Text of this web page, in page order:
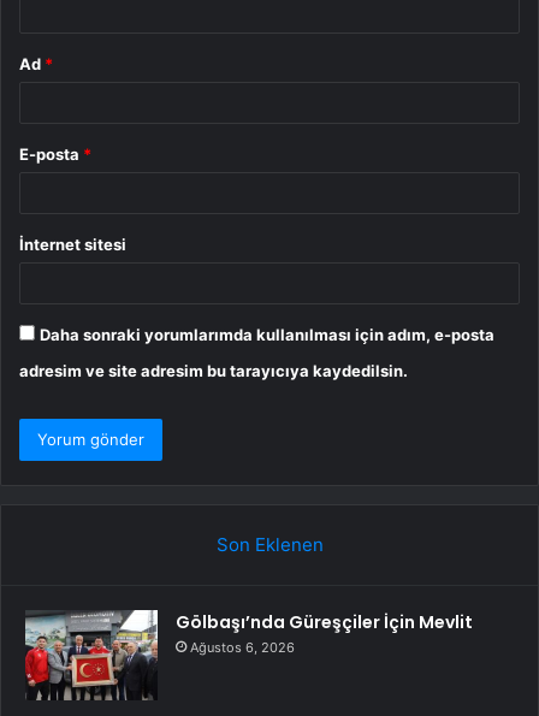
Ad *
E-posta *
İnternet sitesi
Daha sonraki yorumlarımda kullanılması için adım, e-posta
adresim ve site adresim bu tarayıcıya kaydedilsin.
Son Eklenen
Gölbaşı’nda Güreşçiler İçin Mevlit
Ağustos 6, 2026